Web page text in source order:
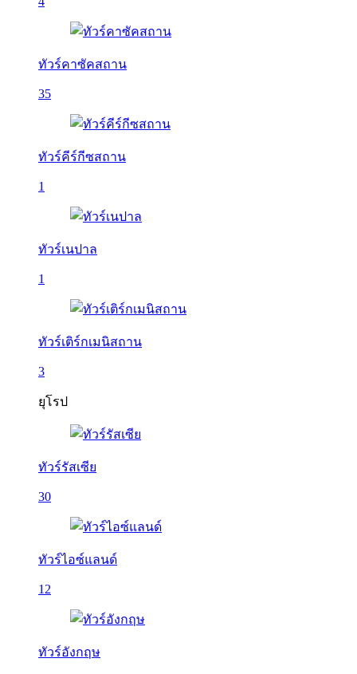
ทัวร์คาซัคสถาน
35
ทัวร์คีร์กีซสถาน
1
ทัวร์เนปาล
1
ทัวร์เติร์กเมนิสถาน
3
ยุโรป
ทัวร์รัสเซีย
30
ทัวร์ไอซ์แลนด์
12
ทัวร์อังกฤษ